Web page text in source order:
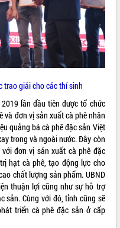
trao giải cho các thí sinh
lần đầu tiên được tổ chức
và đơn vị sản xuất cà phê nhân
quảng bá cà phê đặc sản Việt
trong và ngoài nước. Đây còn
đơn vị sản xuất cà phê đặc
hạt cà phê, tạo động lực cho
chất lượng sản phẩm. UBND
thuận lợi cũng như sự hỗ trợ
sản. Cùng với đó, tỉnh cũng sẽ
triển cà phê đặc sản ở cấp